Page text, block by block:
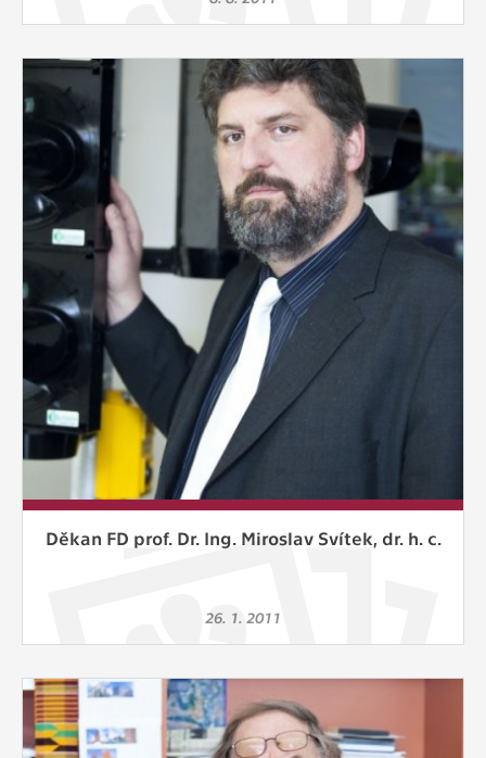
Děkan FD prof. Dr. Ing. Miroslav Svítek, dr. h. c.
26. 1. 2011